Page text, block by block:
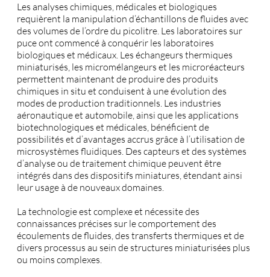
Les analyses chimiques, médicales et biologiques
requièrent la manipulation d’échantillons de fluides avec
des volumes de l’ordre du picolitre. Les laboratoires sur
puce ont commencé à conquérir les laboratoires
biologiques et médicaux. Les échangeurs thermiques
miniaturisés, les micromélangeurs et les microréacteurs
permettent maintenant de produire des produits
chimiques in situ et conduisent à une évolution des
modes de production traditionnels. Les industries
aéronautique et automobile, ainsi que les applications
biotechnologiques et médicales, bénéficient de
possibilités et d’avantages accrus grâce à l’utilisation de
microsystèmes fluidiques. Des capteurs et des systèmes
d’analyse ou de traitement chimique peuvent être
intégrés dans des dispositifs miniatures, étendant ainsi
leur usage à de nouveaux domaines.
La technologie est complexe et nécessite des
connaissances précises sur le comportement des
écoulements de fluides, des transferts thermiques et de
divers processus au sein de structures miniaturisées plus
ou moins complexes.